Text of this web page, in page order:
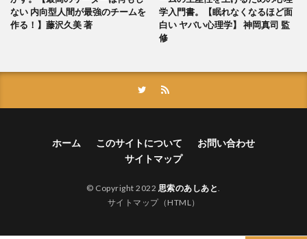
ない 内向型人間が最強のチームを
作る！】藤沢久美 著
学入門書。【眠れなくなるほど面
白い ヤバい心理学】 神岡真司 監
修
ホーム このサイトについて
お問い合わせ
サイトマップ
© Copyright 2022 思索のあしあと.
サイトマップ（HTML）